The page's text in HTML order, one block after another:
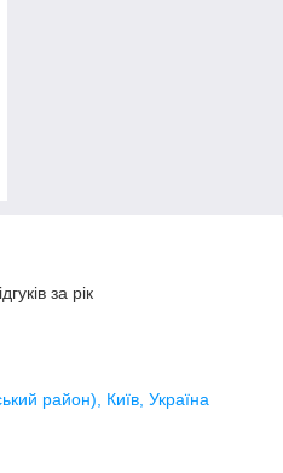
за рік
район), Київ, Україна